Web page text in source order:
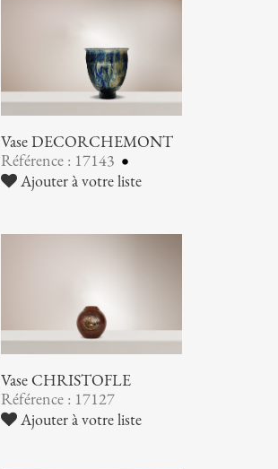
Vase DECORCHEMONT
Référence : 17143
Ajouter à votre liste
Vase CHRISTOFLE
Référence : 17127
Ajouter à votre liste